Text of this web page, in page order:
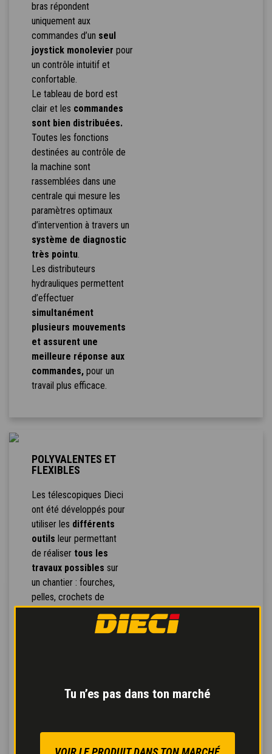
Tu n’es pas dans ton marché
bras répondent
uniquement aux
commandes d’un seul
joystick monolevier pour
un contrôle intuitif et
confortable.
Le tableau de bord est
clair et les commandes
sont bien distribuées.
Toutes les fonctions
destinées au contrôle de
la machine sont
rassemblées dans une
centrale qui mesure les
paramètres optimaux
d’intervention à travers un
système de diagnostic
très pointu.
Les distributeurs
hydrauliques permettent
d’effectuer
simultanément
plusieurs mouvements
et assurent une
meilleure réponse aux
commandes,pour un
travail plus efficace.
POLYVALENTES ET
FLEXIBLES
Les télescopiques Dieci
ont été développés pour
utiliser les différents
outils leur permettant
de réaliser tous les
travaux possibles sur
un chantier : fourches,
pelles, crochets de
levage, bras avec treuil,
pinces, godets porte-
chasse-neige.